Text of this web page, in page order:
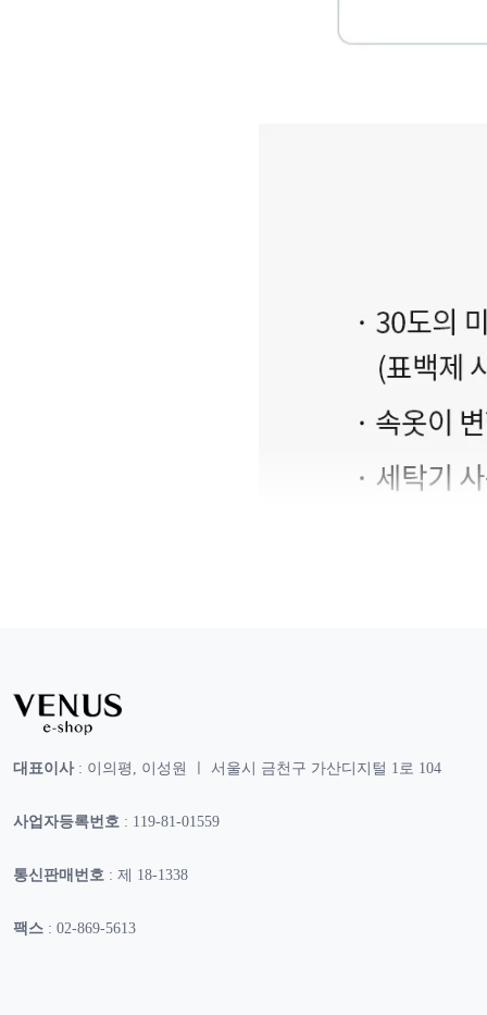
대표이사: 이의평, 이성원 ㅣ 서울시 금천구 가산디지털 1로 104
사업자등록번호 : 119-81-01559
통신판매번호 : 제 18-1338
팩스 : 02-869-5613